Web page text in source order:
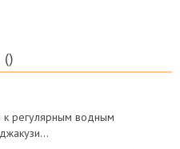
к регулярным водным